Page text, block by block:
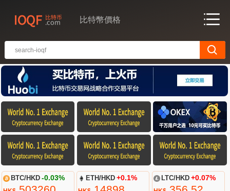
比特幣價格
BTC/HKD -0.03% ETH/HKD +0.1% LTC/HKD +0.07%